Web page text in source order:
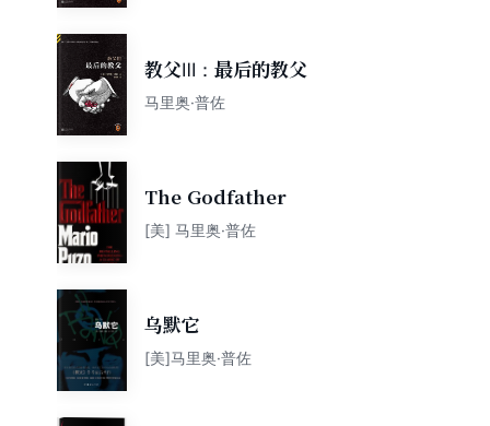
教父Ⅲ：最后的教父
马里奥·普佐
The Godfather
[美] 马里奥·普佐
乌默它
[美]马里奥·普佐